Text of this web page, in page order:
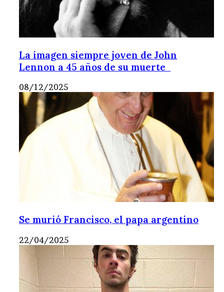
La imagen siempre joven de John
Lennon a 45 años de su muerte
08/12/2025
Se murió Francisco, el papa argentino
22/04/2025